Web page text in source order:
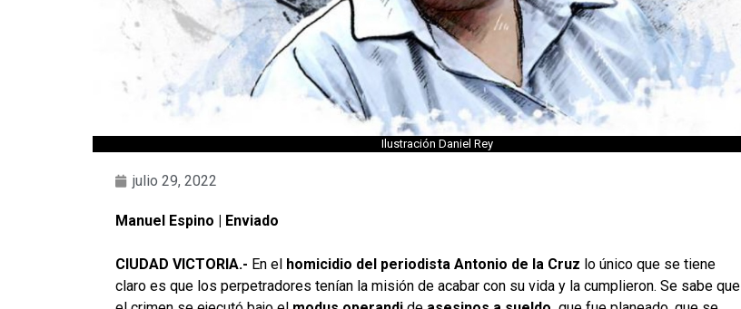
Ilustración Daniel Rey
julio 29, 2022
Manuel Espino | Enviado
CIUDAD VICTORIA.- En el homicidio del periodista Antonio de la Cruz lo único que se tiene
claro es que los perpetradores tenían la misión de acabar con su vida y la cumplieron. Se sabe que